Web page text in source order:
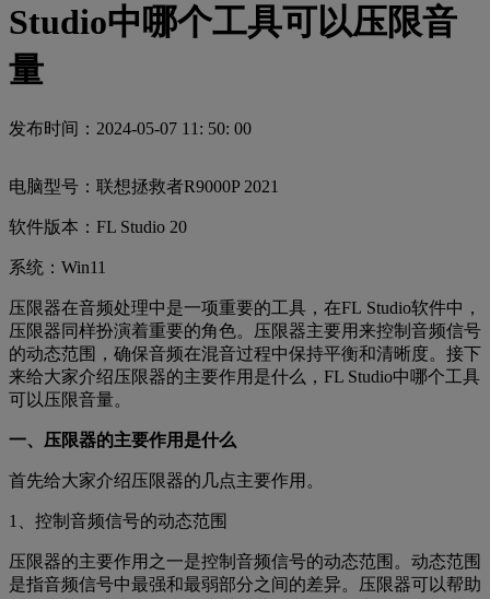
Studio中哪个工具可以压限音
量
发布时间：2024-05-07 11: 50: 00
电脑型号：联想拯救者R9000P 2021
软件版本：FL Studio 20
系统：Win11
压限器在音频处理中是一项重要的工具，在FL Studio软件中，
压限器同样扮演着重要的角色。压限器主要用来控制音频信号
的动态范围，确保音频在混音过程中保持平衡和清晰度。接下
来给大家介绍压限器的主要作用是什么，FL Studio中哪个工具
可以压限音量。
一、压限器的主要作用是什么
首先给大家介绍压限器的几点主要作用。
1、控制音频信号的动态范围
压限器的主要作用之一是控制音频信号的动态范围。动态范围
是指音频信号中最强和最弱部分之间的差异。压限器可以帮助